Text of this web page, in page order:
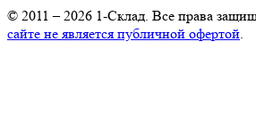
© 2011 – 2026 1-Склад. Все права
сайте не является публичной офертой.